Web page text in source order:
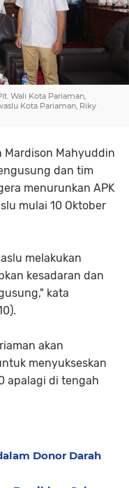
Wali Kota Pariaman,
Kota Pariaman, Riky
Mardison Mahyuddin
dan tim
menurunkan APK
mulai 10 Oktober
melakukan
kesadaran dan
kata
akan
menyukseskan
apalagi di tengah
Donor Darah